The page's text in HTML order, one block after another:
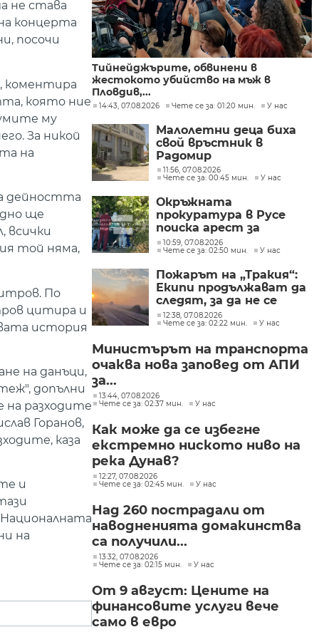
не става
концерта
посочи
коментира
която ние
му
За никой
на
дейността
ще
всички
той няма,
По
цитира и
история
на данъци,
допълни
на разходите
Горанов,
каза
и
на
Тийнейджърите, обвинени в
жестокото убийство на мъж в
Пловдив,...
14:43, 07.08.2026 Чете се за: 01:20 мин. У нас
Малолетни деца биха
свой връстник в
Радомир
11:56, 07.08.2026
Чете се за: 00:45 мин.
У нас
Окръжната
прокуратура в Русе
поиска арест за
петима от
участниците в
разбитата
лаборатория за
фентанил
10:59, 07.08.2026
Чете се за: 02:50 мин.
У нас
Пожарът на „Тракия“:
Екипи продължават да
следят, за да не се
разпространява
огънят
12:38, 07.08.2026
Чете се за: 02:22 мин.
У нас
Министърът на транспорта
очаква нова заповед от АПИ
за...
13:44, 07.08.2026
Чете се за: 02:37 мин.
У нас
Как може да се избегне
екстремно ниското ниво на
река Дунав?
12:27, 07.08.2026
Чете се за: 02:45 мин.
У нас
Над 260 пострадали от
наводненията домакинства
са получили...
13:32, 07.08.2026
Чете се за: 02:15 мин.
У нас
От 9 август: Цените на
финансовите услуги вече
само в евро